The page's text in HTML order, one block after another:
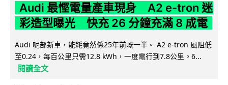
Audi 最慳電量產車現身 A2 e-tron 迷
彩造型曝光 快充 26 分鐘充滿 8 成電
Audi 呢部新車，能耗竟然係25年前嘅一半。 A2 e-tron 風阻低
至0.24，每百公里只需12.8 kWh，一度電行到7.8公里。6...
閱讀全文